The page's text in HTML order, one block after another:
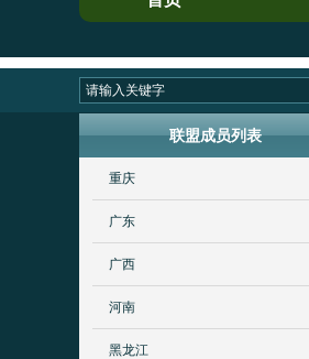
联盟成员列表
重庆
广东
广西
河南
黑龙江